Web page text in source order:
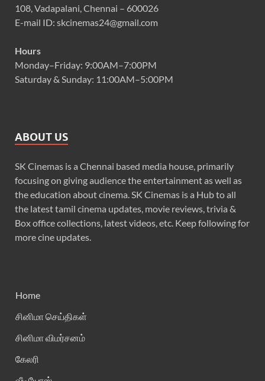
108, Vadapalani, Chennai – 600026
E-mail ID: skcinemas24@gmail.com
Hours
Monday–Friday: 9:00AM–7:00PM
Saturday & Sunday: 11:00AM–5:00PM
ABOUT US
SK Cinemas is a Chennai based media house, primarily
focusing on giving audience the entertainment as well as
the education about cinema. SK Cinemas is a Hub to all
the latest tamil cinema updates, movie reviews, trivia &
Box office collections, latest videos, etc. Keep following for
more cine updates.
Home
சினிமா செய்திகள்
சினிமா விமர்சனம்
கேலரி